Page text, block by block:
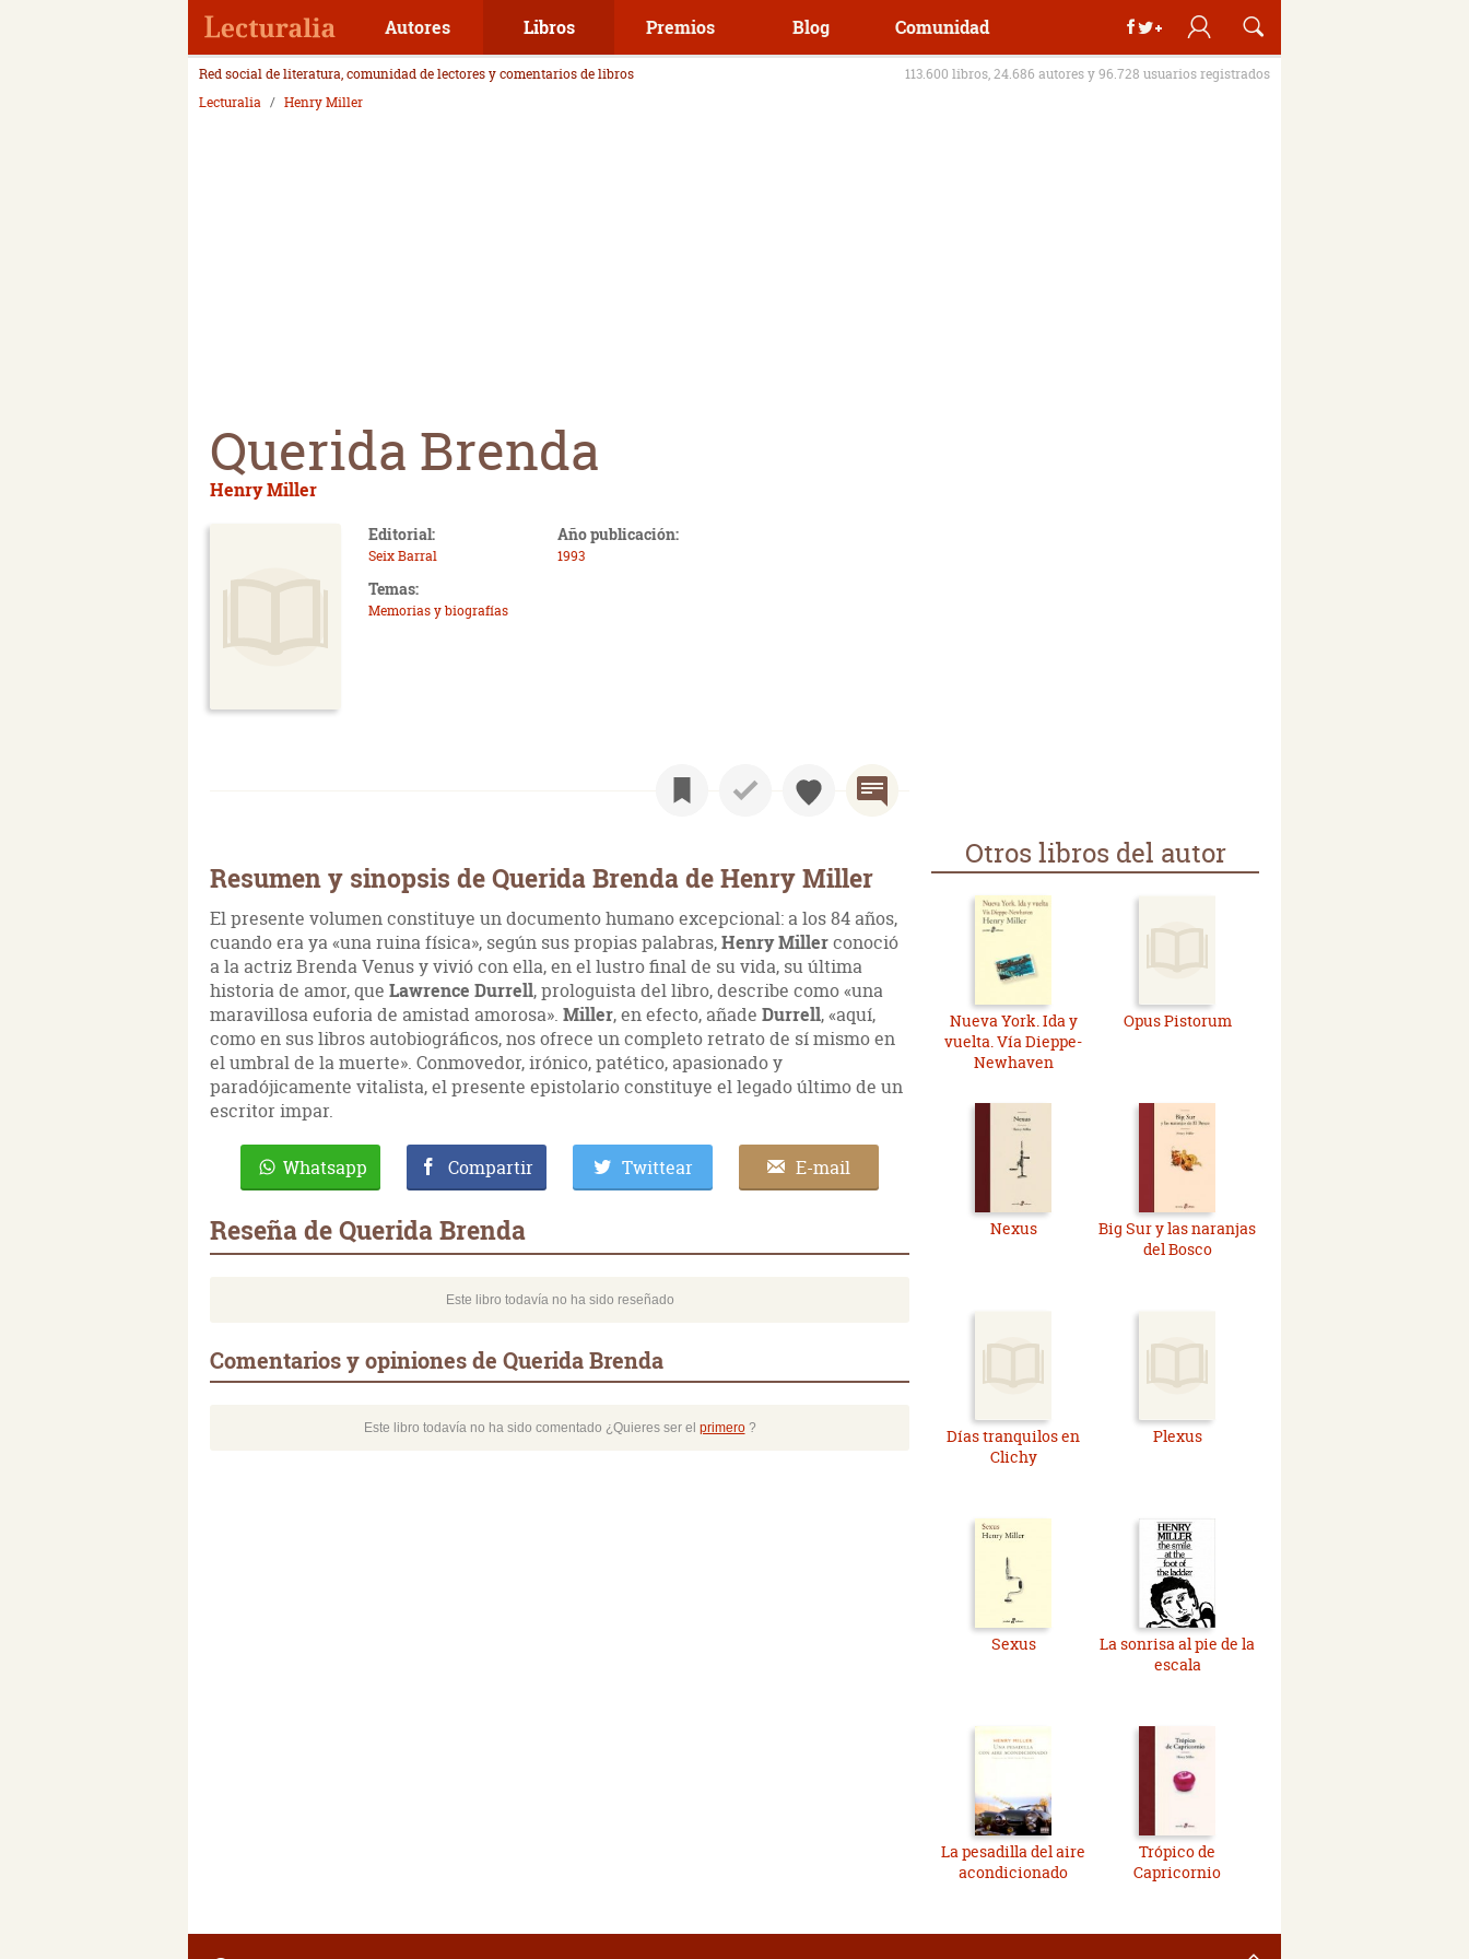
Autores Libros Premios Blog Comunidad
Red social de literatura, comunidad de lectores y comentarios de libros
113.600 libros, 24.686 autores y 96.728 usuarios registrados
Lecturalia
Henry Miller
Querida Brenda
Henry Miller
Editorial:
Seix Barral
Año publicación:
1993
Temas:
Memorias y biografías
Resumen y sinopsis de Querida Brenda de Henry Miller
El presente volumen constituye un documento humano excepcional: a los 84 años,
cuando era ya «una ruina física», según sus propias palabras,Henry Millerconoció
a la actriz Brenda Venus y vivió con ella, en el lustro final de su vida, su última
historia de amor, que Lawrence Durrell, prologuista del libro, describe como «una
maravillosa euforia de amistad amorosa». Miller, en efecto, añade Durrell, «aquí,
como en sus libros autobiográficos, nos ofrece un completo retrato de sí mismo en
el umbral de la muerte». Conmovedor, irónico, patético, apasionado y
paradójicamente vitalista, el presente epistolario constituye el legado último de un
escritor impar.
Whatsapp Compartir Twittear E-mail
Reseña de Querida Brenda
Este libro todavía no ha sido reseñado
Comentarios y opiniones de Querida Brenda
Este libro todavía no ha sido comentado ¿Quieres ser el primero?
Otros libros del autor
Nueva York. Ida y
vuelta. Vía Dieppe-
Newhaven
Opus Pistorum
Nexus
Big Sur y las naranjas
del Bosco
Días tranquilos en
Clichy
Plexus
Sexus
La sonrisa al pie de la
escala
La pesadilla del aire
acondicionado
Trópico de
Capricornio